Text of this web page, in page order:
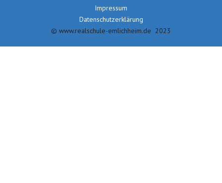
Impressum
Datenschutzerklärung
© www.realschule-emlichheim.de 2023